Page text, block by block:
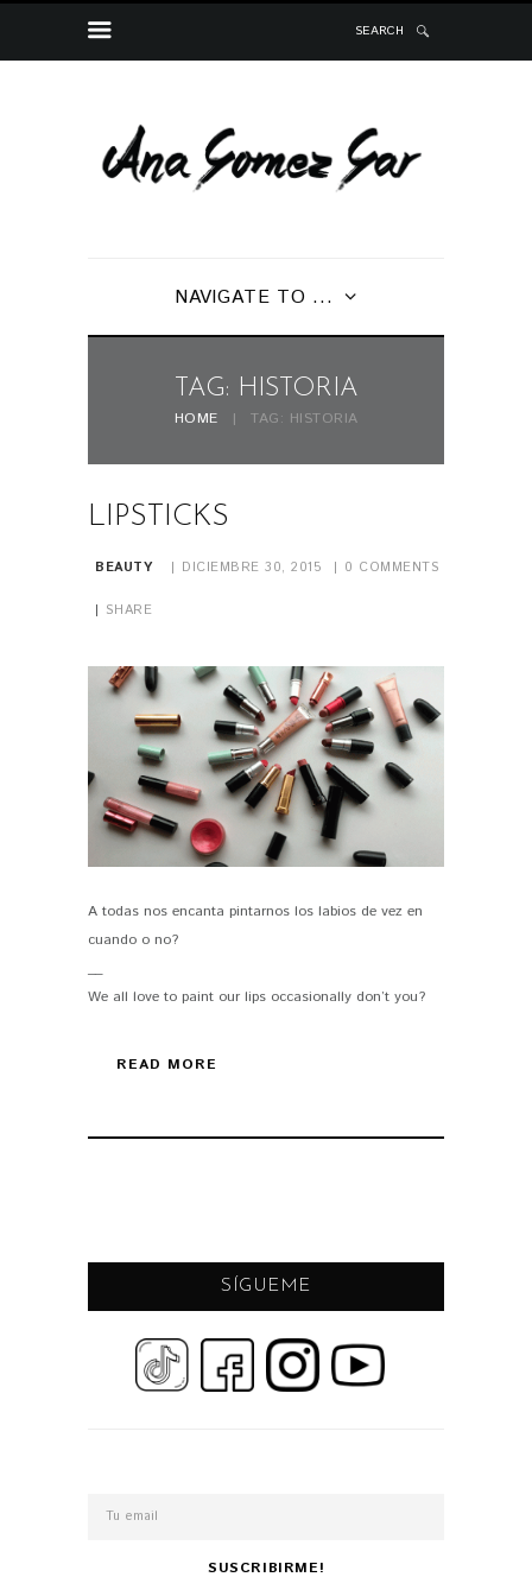
SEARCH
NAVIGATE TO ...
TAG: HISTORIA
HOME TAG: HISTORIA
LIPSTICKS
BEAUTY DICIEMBRE 30, 2015 0 COMMENTS
SHARE
A todas nos encanta pintarnos los labios de vez en
cuando o no?
We all love to paint our lips occasionally don’t you?
READ MORE
SÍGUEME